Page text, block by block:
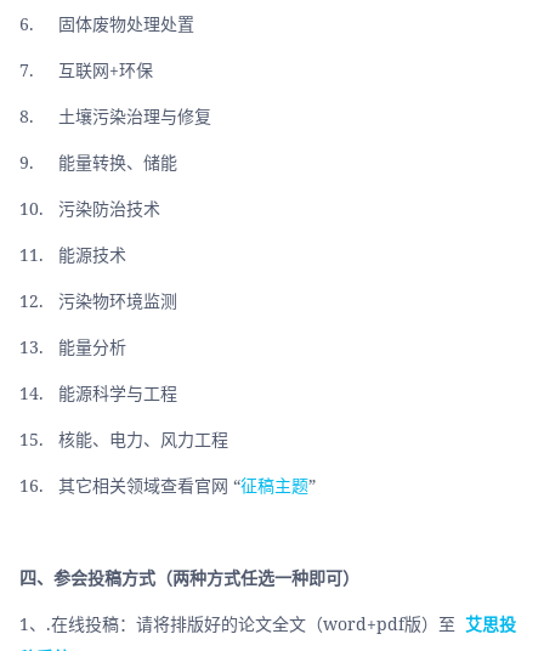
6.     固体废物处理处置
7.     互联网+环保
8.     土壤污染治理与修复
9.     能量转换、储能
10.   污染防治技术
11.   能源技术
12.   污染物环境监测
13.   能量分析
14.   能源科学与工程
15.   核能、电力、风力工程
16.   其它相关领域查看官网 “征稿主题”
四、参会投稿方式（两种方式任选一种即可）
1、.在线投稿：请将排版好的论文全文（word+pdf版）至 艾思投